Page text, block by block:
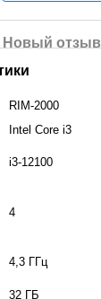
Новый
RIM-2000
Intel Core i3
i3-12100
4
4,3 ГГц
32 ГБ